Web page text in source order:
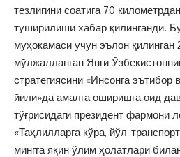
тезлигини соатига 70
туширилиши хабар қилинганди.
муҳокамаси учун эълон
мўлжалланган Янги
стратегиясини «Инсонга
йили»да амалга оширишга оид
тўғрисидаги президент фармони
«Таҳлилларга кўра, йўл-
мингга яқин ўлим ҳолатлари